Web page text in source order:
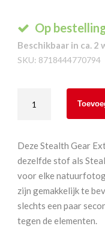
Op
Beschikbaar in ca. 2
SKU: 8718444770794
Gear
100
aantal
Deze Stealth Gear
dezelfde stof als
voor elke
zijn gemakkelijk te
slechts een paar
tegen de elementen.